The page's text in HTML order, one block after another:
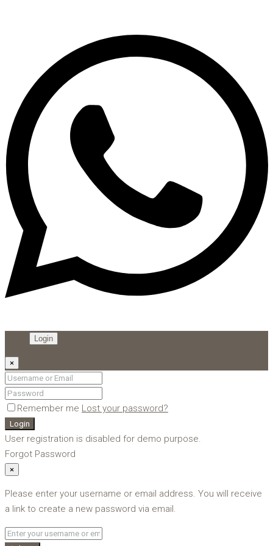
Login
×
Remember me Lost your password?
Login
User registration is disabled for demo purpose.
Forgot Password
×
Please enter your username or email address. You will receive
a link to create a new password via email.